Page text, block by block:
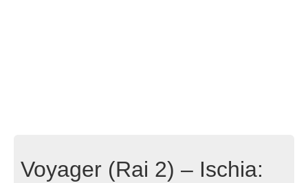
Voyager (Rai 2) – Ischia: